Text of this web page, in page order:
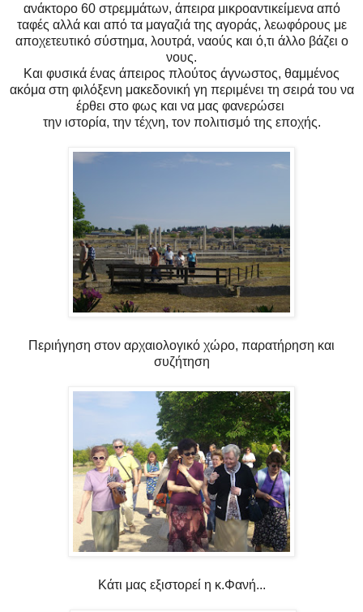
ανάκτορο 60 στρεμμάτων, άπειρα μικροαντικείμενα από
ταφές αλλά και από τα μαγαζιά της αγοράς, λεωφόρους με
αποχετευτικό σύστημα, λουτρά, ναούς και ό,τι άλλο βάζει ο
νους.
Και φυσικά ένας άπειρος πλούτος άγνωστος, θαμμένος
ακόμα στη φιλόξενη μακεδονική γη περιμένει τη σειρά του να
έρθει στο φως και να μας φανερώσει
την ιστορία, την τέχνη, τον πολιτισμό της εποχής.
Περιήγηση στον αρχαιολογικό χώρο, παρατήρηση και
συζήτηση
Κάτι μας εξιστορεί η κ.Φανή...